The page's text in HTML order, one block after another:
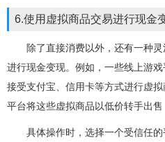
6.使用虚拟商品交易进行现金
除了直接消费以外，还有一种
进行现金变现。例如，一些线上游
接受支付宝、信用卡等方式进行虚
平台将这些虚拟商品以低价转手出售
具体操作时，选择一个受信任